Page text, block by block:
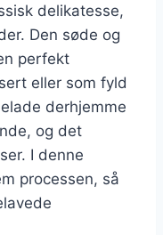
delikatesse,
Den søde og
perfekt
eller som fyld
derhjemme
og det
I denne
processen, så